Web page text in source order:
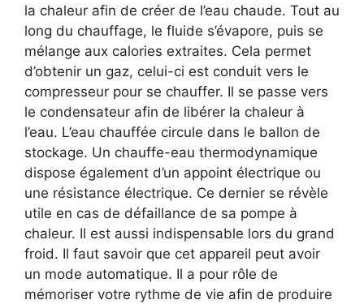
la chaleur afin de créer de l’eau chaude. Tout au
long du chauffage, le fluide s’évapore, puis se
mélange aux calories extraites. Cela permet
d’obtenir un gaz, celui-ci est conduit vers le
compresseur pour se chauffer. Il se passe vers
le condensateur afin de libérer la chaleur à
l’eau. L’eau chauffée circule dans le ballon de
stockage. Un chauffe-eau thermodynamique
dispose également d’un appoint électrique ou
une résistance électrique. Ce dernier se révèle
utile en cas de défaillance de sa pompe à
chaleur. Il est aussi indispensable lors du grand
froid. Il faut savoir que cet appareil peut avoir
un mode automatique. Il a pour rôle de
mémoriser votre rythme de vie afin de produire